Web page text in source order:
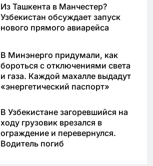
Из Ташкента в Манчестер?
Узбекистан обсуждает запуск
нового прямого авиарейса
В Минэнерго придумали, как
бороться с отключениями света
и газа. Каждой махалле выдадут
«энергетический паспорт»
В Узбекистане загоревшийся на
ходу грузовик врезался в
ограждение и перевернулся.
Водитель погиб